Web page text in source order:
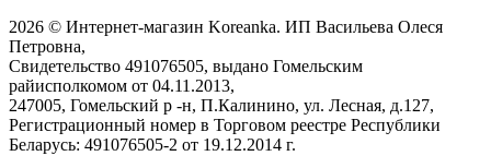
2026 © Интернет-магазин Koreanka. ИП Васильева Олеся
Петровна,
Свидетельство ‎491076505, выдано Гомельским
райисполкомом от 04.11.2013,
247005, Гомельский р -н, П.Калинино, ул. Лесная, д.127,
Регистрационный номер в Торговом реестре Республики
Беларусь: ‎491076505-2 от 19.12.2014 г.